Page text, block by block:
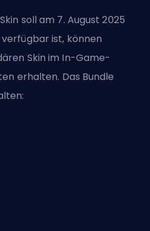
soll am 7. August 2025
ist, können
Skin im In-Game-
erhalten. Das Bundle